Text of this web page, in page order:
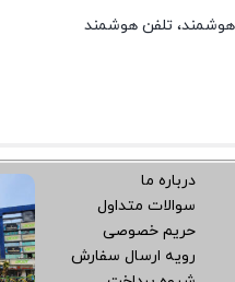
هوشمند، تلفن هوشمند
درباره ما
سوالات متداول
حریم خصوصی
رویه ارسال سفارش